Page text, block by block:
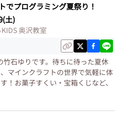
でプログラミング夏祭り！
土)
奥沢教室
竹石ゆりです。待ちに待った夏休
マインクラフトの世界で気軽に体
！お菓子すくい・宝箱くじなど、